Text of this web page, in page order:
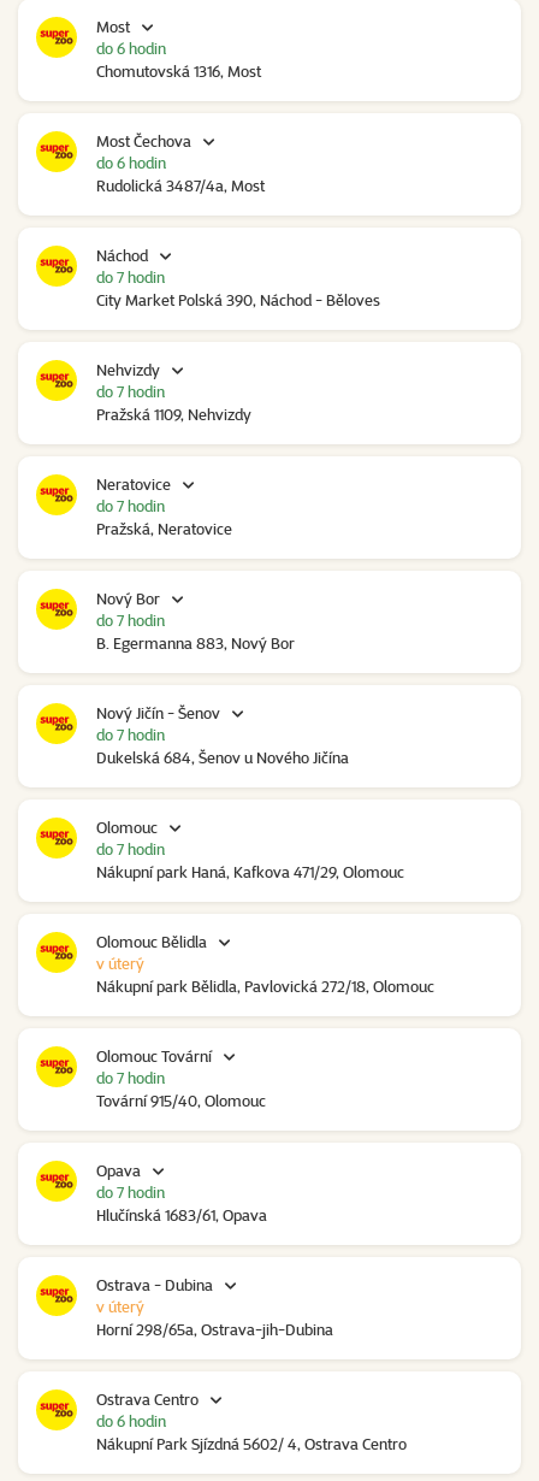
Most
Chomutovská 1316, Most
do 6 hodin
Most Čechova
Rudolická 3487/4a, Most
do 6 hodin
Náchod
City Market Polská 390, Náchod - Běloves
do 7 hodin
Nehvizdy
Pražská 1109, Nehvizdy
do 7 hodin
Neratovice
Pražská, Neratovice
do 7 hodin
Nový Bor
B. Egermanna 883, Nový Bor
do 7 hodin
Nový Jičín - Šenov
Dukelská 684, Šenov u Nového Jičína
do 7 hodin
Olomouc
Nákupní park Haná, Kafkova 471/29, Olomouc
do 7 hodin
Olomouc Bělidla
Nákupní park Bělidla, Pavlovická 272/18, Olomouc
v úterý
Olomouc Tovární
Tovární 915/40, Olomouc
do 7 hodin
Opava
Hlučínská 1683/61, Opava
do 7 hodin
Ostrava - Dubina
Horní 298/65a, Ostrava-jih-Dubina
v úterý
Ostrava Centro
Nákupní Park Sjízdná 5602/ 4, Ostrava Centro
do 6 hodin